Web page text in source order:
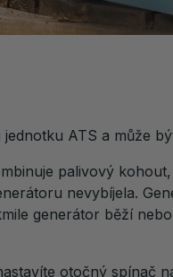
ATS a může
palivový
nevybíjela.
generátor běží
otočný spínač